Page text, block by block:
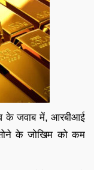
के जवाब में, आरबीआई
सोने के जोखिम को कम